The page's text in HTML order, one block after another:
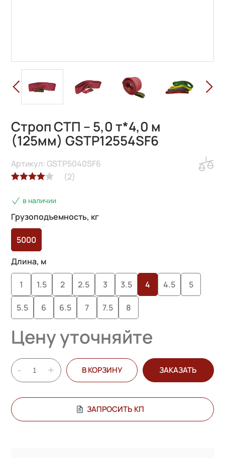
Строп СТП – 5,0 т*4,0 м
(125мм) GSTP12554SF6
4.00из 5
на основе
пользователей
(2)
Артикул: GSTP5040SF6
в наличии
Грузоподъемность, кг
5000
Длина, м
1 1.5 2 2.5 3 3.5 4 4.5 5
5.5 6 6.5 7 7.5 8
Цену уточняйте
- + В КОРЗИНУ ЗАКАЗАТЬ
ЗАПРОСИТЬ КП